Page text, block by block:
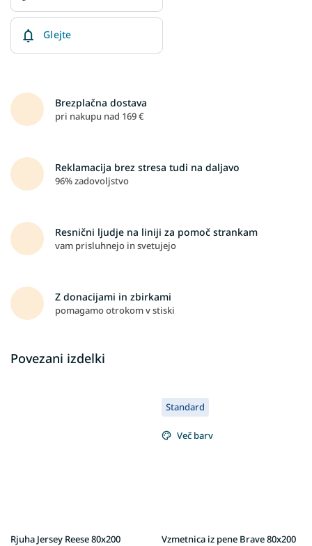
Glejte
Brezplačna dostava
pri nakupu nad 169 €
Reklamacija brez stresa tudi na daljavo
96% zadovoljstvo
Resnični ljudje na liniji za pomoč strankam
vam prisluhnejo in svetujejo
Z donacijami in zbirkami
pomagamo otrokom v stiski
Povezani izdelki
Rjuha Jersey Reese 80x200
Standard
Več barv
Vzmetnica iz pene Brave 80x200